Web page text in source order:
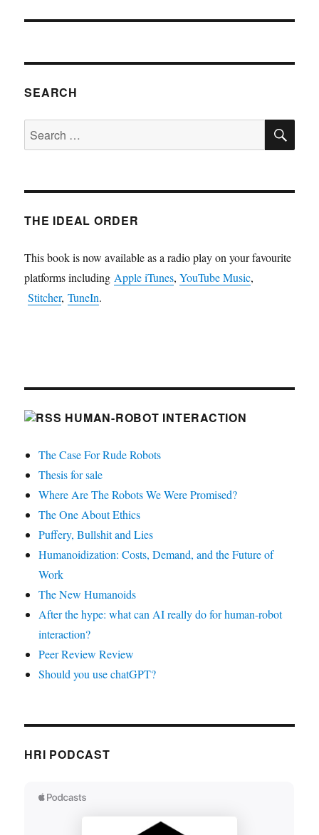
SEARCH
Search
for:
THE IDEAL ORDER
This book is now available as a radio play on your favourite
platforms includingApple iTunes,YouTube Music,
Stitcher,TuneIn.
HUMAN-ROBOT INTERACTION
The Case For Rude Robots
Thesis for sale
Where Are The Robots We Were Promised?
The One About Ethics
Puffery, Bullshit and Lies
Humanoidization: Costs, Demand, and the Future of
Work
The New Humanoids
After the hype: what can AI really do for human-robot
interaction?
Peer Review Review
Should you use chatGPT?
HRI PODCAST